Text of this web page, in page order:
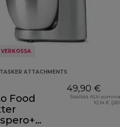
ATTACHMENTS
Food
49,90 €
Sisältää ALV-
10,14 €